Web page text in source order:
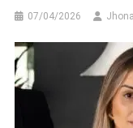
07/04/2026